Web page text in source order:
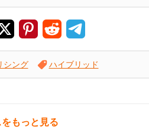
シング ハイブリッド
もっと見る